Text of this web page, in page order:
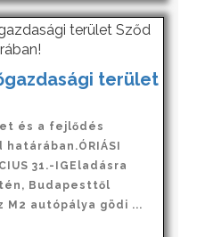
terület
és a fejlődés
31.-IGEladásra
Budapesttől
M2 autópálya gödi ...